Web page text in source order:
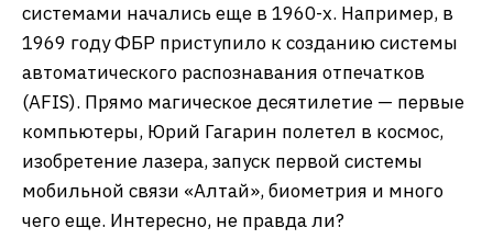
системами начались еще в 1960-х. Например, в
1969 году ФБР приступило к созданию системы
автоматического распознавания отпечатков
(AFIS). Прямо магическое десятилетие — первые
компьютеры, Юрий Гагарин полетел в космос,
изобретение лазера, запуск первой системы
мобильной связи «Алтай», биометрия и много
чего еще. Интересно, не правда ли?